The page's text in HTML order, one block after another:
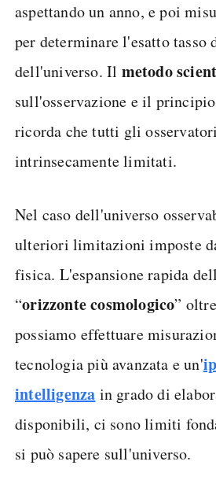
aspettando un anno, e poi
per determinare l'esatto tasso
dell'universo. Il metodo
sull'osservazione e il
ricorda che tutti gli
intrinsecamente limitati.
Nel caso dell'universo
ulteriori limitazioni imposte
fisica. L'espansione rapida
“orizzonte cosmologico”
possiamo effettuare
tecnologia più avanzata e un'
intelligenza in grado di
disponibili, ci sono limiti
si può sapere sull'universo.